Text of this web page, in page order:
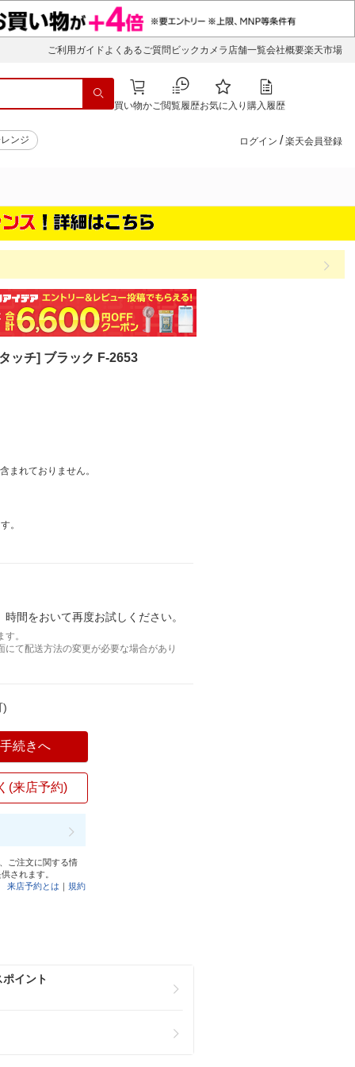
ご利用ガイド よくあるご質問 ビックカメラ店舗一覧会社概要楽天市場
買い物かご閲覧履歴お気に入り 購入履歴
ンジ ログイン / 楽天会員登録
ッチ] ブラック F-2653
まれておりません。
。
間をおいて再度お試しください。
。
て配送方法の変更が必要な場合があり
)
続きへ
(来店予約)
ご注文に関する情
されます。
来店予約とは ｜規約
イント